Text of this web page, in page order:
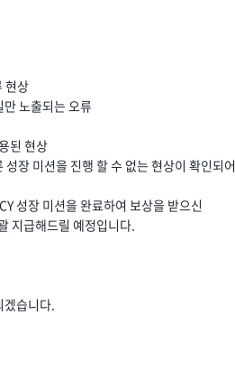
현상
노출되는 오류
된 현상
장 미션을 진행 할 수 없는 현상이 확인되어
성장 미션을 완료하여 보상을 받으신
지급해드릴 예정입니다.
겠습니다.